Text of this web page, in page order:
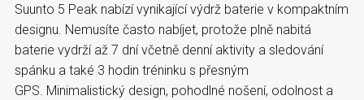
Suunto 5 Peak nabízí vynikající výdrž baterie v kompaktním
designu. Nemusíte často nabíjet, protože plně nabitá
baterie vydrží až 7 dní včetně denní aktivity a sledování
spánku a také 3 hodin tréninku s přesným
GPS. Minimalistický design, pohodlné nošení, odolnost a